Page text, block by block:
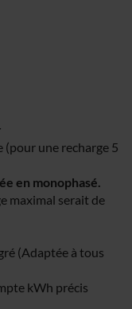
(pour une recharge 5
en monophasé.
maximal serait de
(Adaptée à tous
kWh précis